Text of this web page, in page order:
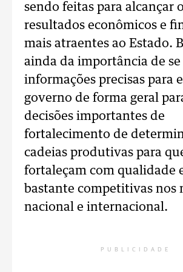
sendo feitas para alcançar
resultados econômicos e
mais atraentes ao Estado.
ainda da importância de se
informações precisas para
governo de forma geral
decisões importantes de
fortalecimento de
cadeias produtivas para
fortaleçam com qualidade
bastante competitivas nos
nacional e internacional.
PUBLICIDADE